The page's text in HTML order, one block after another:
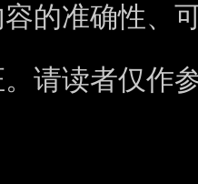
的准确性、
请读者仅作